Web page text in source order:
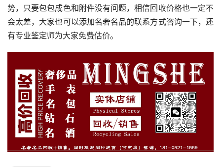
势，只要包包成色和附件没有问题，相信回收价格也一定不
会太差，大家也可以添加名奢名品的联系方式咨询一下，还
有专业鉴定师为大家免费估价。